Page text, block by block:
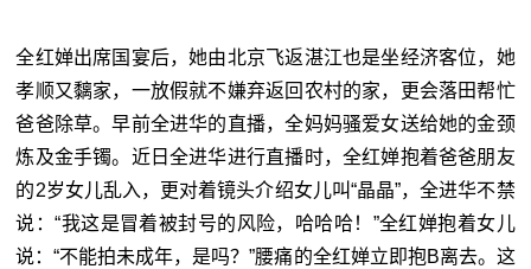
全红婵出席国宴后，她由北京飞返湛江也是坐经济客位，她
孝顺又黐家，一放假就不嫌弃返回农村的家，更会落田帮忙
爸爸除草。早前全进华的直播，全妈妈骚爱女送给她的金颈
炼及金手镯。近日全进华进行直播时，全红婵抱着爸爸朋友
的2岁女儿乱入，更对着镜头介绍女儿叫“晶晶”，全进华不禁
说：“我这是冒着被封号的风险，哈哈哈！”全红婵抱着女儿
说：“不能拍未成年，是吗？”腰痛的全红婵立即抱B离去。这